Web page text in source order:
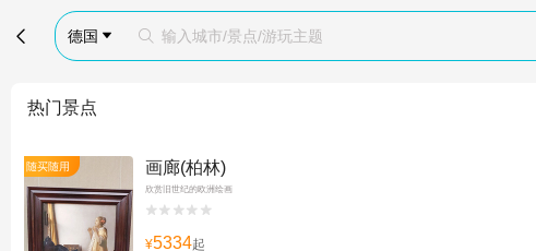
 德国   输入城市/景点/游玩主题
热门景点
随买随用 画廊(柏林)
欣赏旧世纪的欧洲绘画


¥5334起